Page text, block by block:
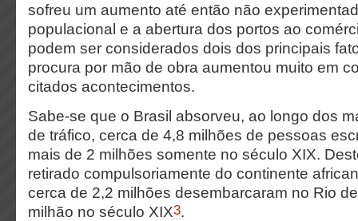
sofreu um aumento até então não
populacional e a abertura dos portos ao
podem ser considerados dois dos principais
procura por mão de obra aumentou muito em
citados acontecimentos.
Sabe-se que o Brasil absorveu, ao longo dos
de tráfico, cerca de 4,8 milhões de pessoas
mais de 2 milhões somente no século XIX.
retirado compulsoriamente do continente
cerca de 2,2 milhões desembarcaram no Rio
milhão no século XIX3.